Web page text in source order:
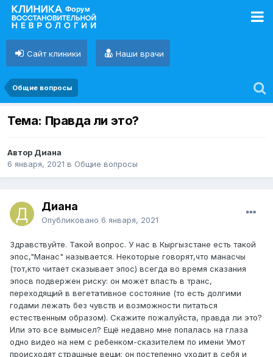
Сайт клиники Наши врачи
Общие вопросы
Тема: Правда ли это?
Автор Диана
6 января, 2021 в Общие вопросы
Диана
Опубликовано 6 января, 2021
Здравствуйте. Такой вопрос. У нас в Кыргызстане есть такой
эпос,"Манас" называется. Некоторые говорят,что манасчы
(тот,кто читает сказывает эпос) всегда во время сказания
эпосв подвержен риску: он может впасть в транс,
переходящий в вегетативное состояние (то есть долгими
годами лежать без чувств и возможности питаться
естественным образом). Скажите пожалуйста, правда ли это?
Или это все вымысел? Ещё недавно мне попалась на глаза
одно видео на нем с ребенком-сказителем по имени Умот
происходят страшные вещи: он постепенно уходит в себя и